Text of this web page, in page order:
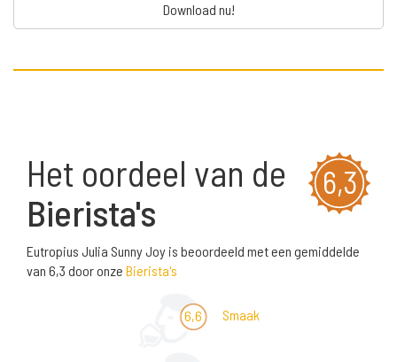
Download nu!
6,3
Het oordeel van de
Bierista's
Eutropius Julia Sunny Joy is beoordeeld met een gemiddelde
van 6,3 door onze Bierista's
6,6 Smaak